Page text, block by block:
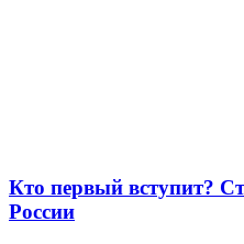
Кто первый вступит?
России